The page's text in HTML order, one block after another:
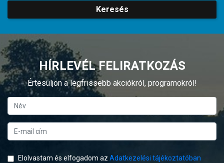
Keresés
HÍRLEVÉL FELIRATKOZÁS
Értesüljön a legfrissebb akciókról, programokról!
Elolvastam és elfogadom az Adatkezelési tájékoztatóban